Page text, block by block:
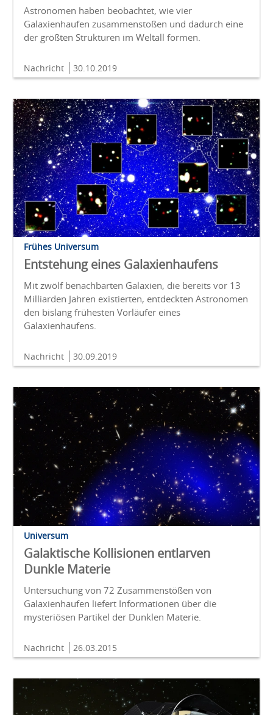
Astronomen haben beobachtet, wie vier
Galaxienhaufen zusammenstoßen und dadurch eine
der größten Strukturen im Weltall formen.
Nachricht 30.10.2019
Frühes Universum
Entstehung eines Galaxienhaufens
Mit zwölf benachbarten Galaxien, die bereits vor 13
Milliarden Jahren existierten, entdeckten Astronomen
den bislang frühesten Vorläufer eines
Galaxienhaufens.
Nachricht 30.09.2019
Universum
Galaktische Kollisionen entlarven
Dunkle Materie
Untersuchung von 72 Zusammenstößen von
Galaxienhaufen liefert Informationen über die
mysteriösen Partikel der Dunklen Materie.
Nachricht 26.03.2015